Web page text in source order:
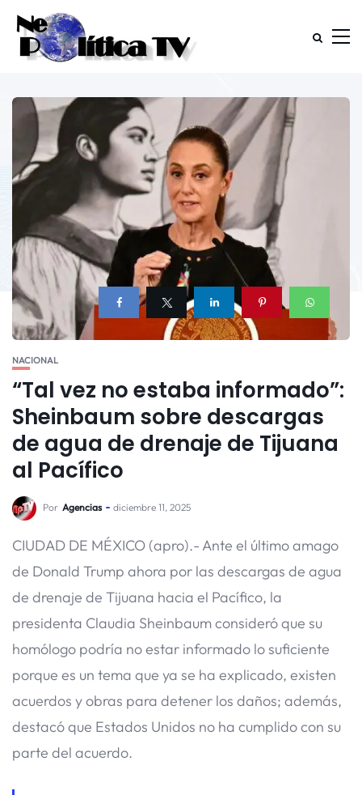
NACIONAL
“Tal vez no estaba informado”:
Sheinbaum sobre descargas
de agua de drenaje de Tijuana
al Pacífico
Por Agencias diciembre 11, 2025
CIUDAD DE MÉXICO (apro).- Ante el último amago
de Donald Trump ahora por las descargas de agua
de drenaje de Tijuana hacia el Pacífico, la
presidenta Claudia Sheinbaum consideró que su
homólogo podría no estar informado lo suficiente
porque es un tema que ya se ha explicado, existen
acuerdos y obras para detener los daños; además,
destacó que Estados Unidos no ha cumplido con su
parte del acuerdo.